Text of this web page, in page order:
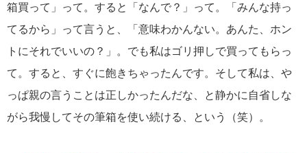
箱買って」って。すると「なんで？」って。「みんな持っ
てるから」って言うと、「意味わかんない。あんた、ホン
トにそれでいいの？」。でも私はゴリ押しで買ってもらっ
て。すると、すぐに飽きちゃったんです。そして私は、や
っぱ親の言うことは正しかったんだな、と静かに自省しな
がら我慢してその筆箱を使い続ける、という（笑）。